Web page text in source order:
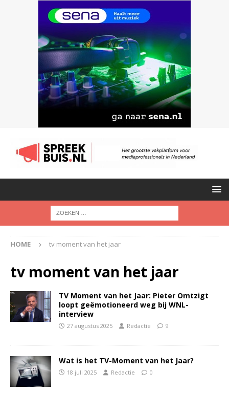
HOME tv moment van het jaar
tv moment van het jaar
TV Moment van het Jaar: Pieter Omtzigt
loopt geëmotioneerd weg bij WNL-
interview
27 augustus 2025 Redactie 9
Wat is het TV-Moment van het Jaar?
18 juli 2025 Redactie 0